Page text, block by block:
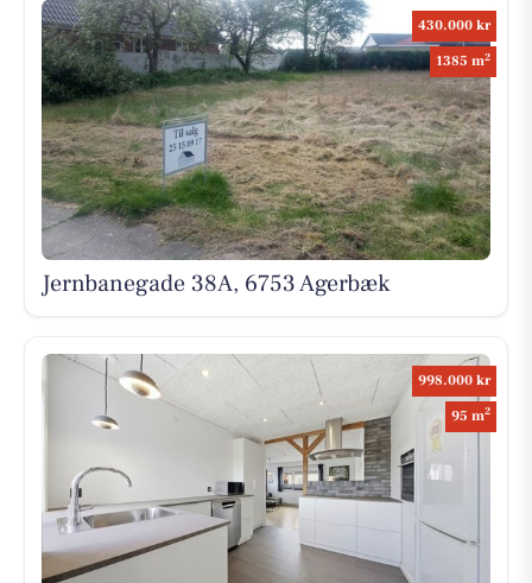
430.000 kr
1385 m2
Jernbanegade 38A, 6753 Agerbæk
998.000 kr
95 m2